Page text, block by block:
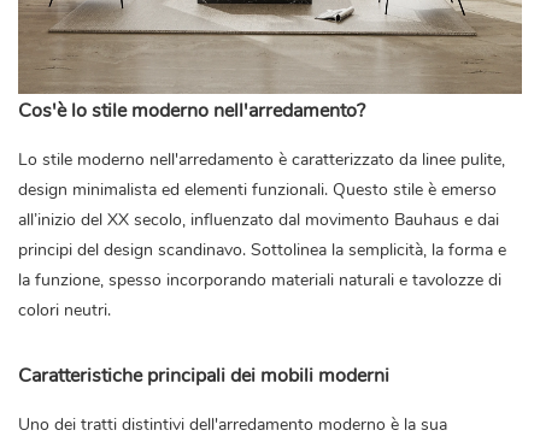
Cos'è lo stile moderno nell'arredamento?
Lo stile moderno nell'arredamento è caratterizzato da linee pulite,
design minimalista ed elementi funzionali. Questo stile è emerso
all’inizio del XX secolo, influenzato dal movimento Bauhaus e dai
principi del design scandinavo. Sottolinea la semplicità, la forma e
la funzione, spesso incorporando materiali naturali e tavolozze di
colori neutri.
Caratteristiche principali dei mobili moderni
Uno dei tratti distintivi dell'arredamento moderno è la sua